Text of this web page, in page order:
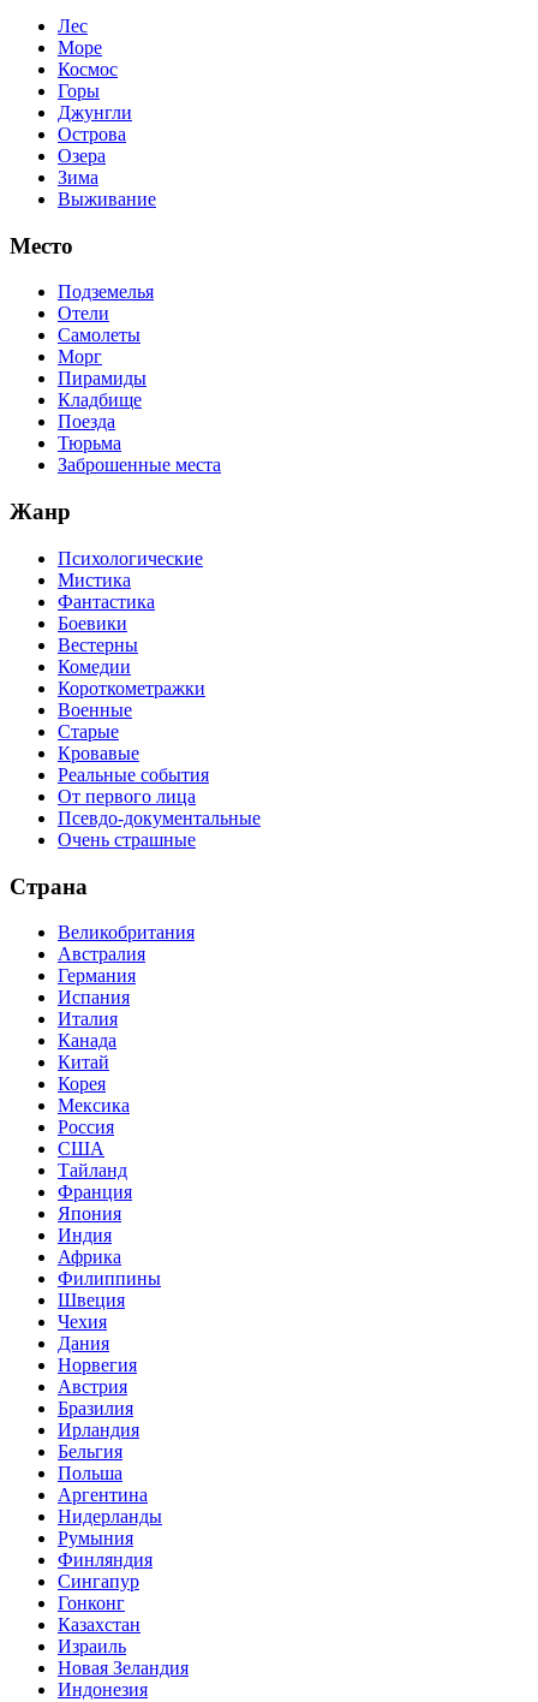
Лес
Море
Космос
Горы
Джунгли
Острова
Озера
Зима
Выживание
Место
Подземелья
Отели
Самолеты
Морг
Пирамиды
Кладбище
Поезда
Тюрьма
Заброшенные места
Жанр
Психологические
Мистика
Фантастика
Боевики
Вестерны
Комедии
Короткометражки
Военные
Старые
Кровавые
Реальные события
От первого лица
Псевдо-документальные
Очень страшные
Страна
Великобритания
Австралия
Германия
Испания
Италия
Канада
Китай
Корея
Мексика
Россия
США
Тайланд
Франция
Япония
Индия
Африка
Филиппины
Швеция
Чехия
Дания
Норвегия
Австрия
Бразилия
Ирландия
Бельгия
Польша
Аргентина
Нидерланды
Румыния
Финляндия
Сингапур
Гонконг
Казахстан
Израиль
Новая Зеландия
Индонезия